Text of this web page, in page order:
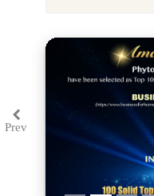
PrevPrevious